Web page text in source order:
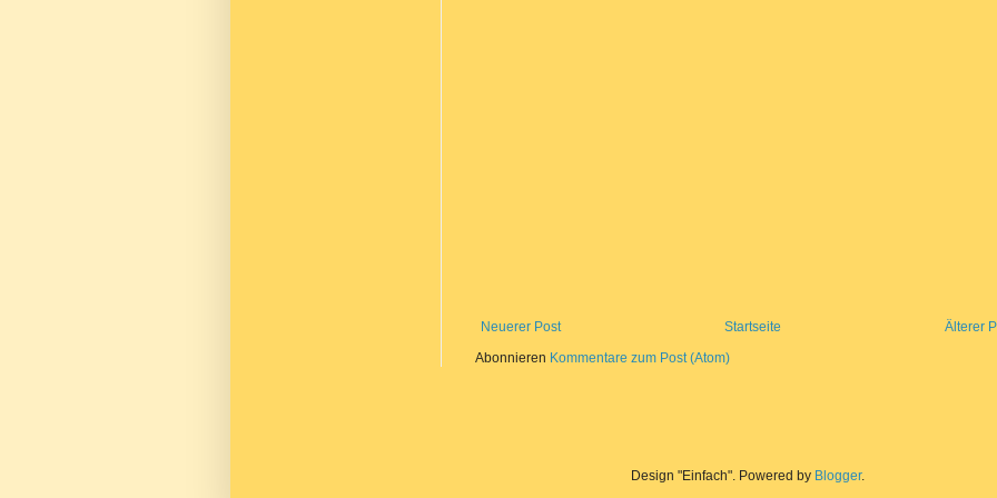
Neuerer Post Älterer
Startseite
Abonnieren Kommentare zum Post (Atom)
Design "Einfach". Powered by Blogger.